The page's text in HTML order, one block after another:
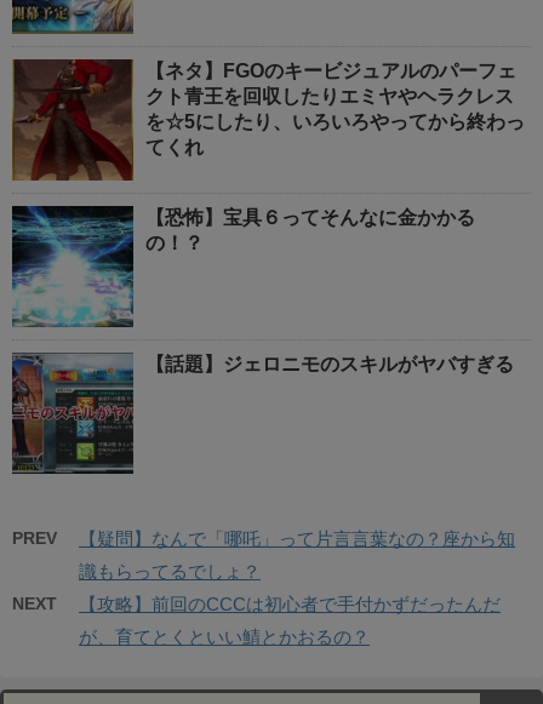
【ネタ】FGOのキービジュアルのパーフェ
クト青王を回収したりエミヤやヘラクレス
を☆5にしたり、いろいろやってから終わっ
てくれ
【恐怖】宝具６ってそんなに金かかる
の！？
【話題】ジェロニモのスキルがヤバすぎる
PREV
【疑問】なんで「哪吒」って片言言葉なの？座から知
識もらってるでしょ？
NEXT
【攻略】前回のCCCは初心者で手付かずだったんだ
が、育てとくといい鯖とかおるの？